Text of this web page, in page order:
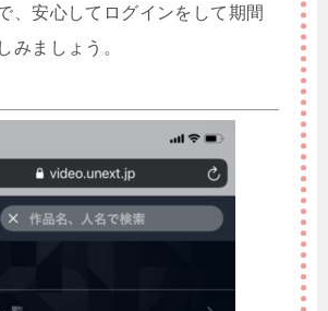
、安心してログインをして期間
みましょう。